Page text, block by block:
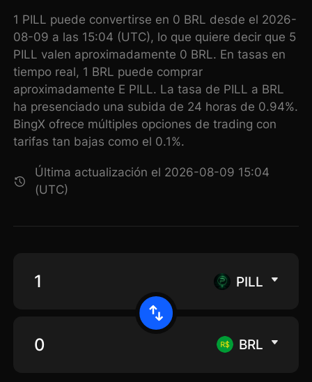
1 PILL puede convertirse en 0 BRL desde el 2026-
08-09 a las 15:04 (UTC), lo que quiere decir que 5
PILL valen aproximadamente 0 BRL. En tasas en
tiempo real, 1 BRL puede comprar
aproximadamente E PILL. La tasa de PILL a BRL
ha presenciado una subida de 24 horas de 0.94%.
BingX ofrece múltiples opciones de trading con
tarifas tan bajas como el 0.1%.
Última actualización el 2026-08-09 15:04
(UTC)
PILL
BRL